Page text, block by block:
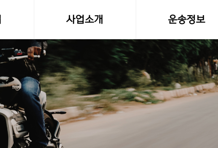
사업소개
소형화물(다마스,라보)
전국화물운송
오토바이퀵사업부
전국당일연계배송
운송정보
화물차량제원
전국화물 운송료조회
화물운송 이용약관